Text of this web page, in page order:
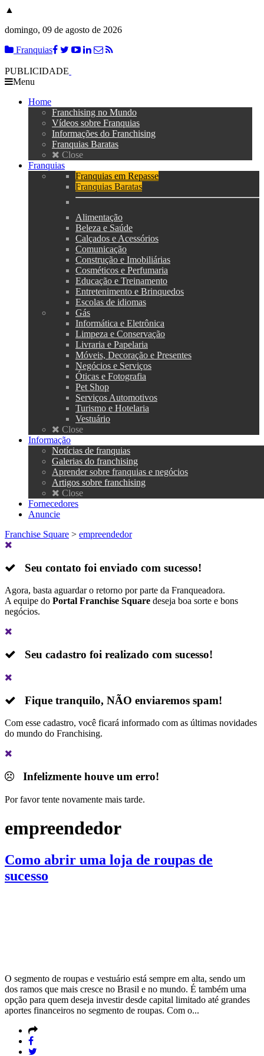
▲
domingo, 09 de agosto de 2026
Franquias
PUBLICIDADE
Menu
Home
Franchising no Mundo
Vídeos sobre Franquias
Informações do Franchising
Franquias Baratas
Close
Franquias
Franquias em Repasse
Franquias Baratas
Alimentação
Beleza e Saúde
Calçados e Acessórios
Comunicação
Construção e Imobiliárias
Cosméticos e Perfumaria
Educação e Treinamento
Entretenimento e Brinquedos
Escolas de idiomas
Gás
Informática e Eletrônica
Limpeza e Conservação
Livraria e Papelaria
Móveis, Decoração e Presentes
Negócios e Serviços
Óticas e Fotografia
Pet Shop
Serviços Automotivos
Turismo e Hotelaria
Vestuário
Close
Informação
Notícias de franquias
Galerias do franchising
Aprender sobre franquias e negócios
Artigos sobre franchising
Close
Fornecedores
Anuncie
Franchise Square > empreendedor
Seu contato foi enviado com sucesso!
Agora, basta aguardar o retorno por parte da Franqueadora.
A equipe do Portal Franchise Square deseja boa sorte e bons
negócios.
Seu cadastro foi realizado com sucesso!
Fique tranquilo, NÃO enviaremos spam!
Com esse cadastro, você ficará informado com as últimas novidades
do mundo do Franchising.
Infelizmente houve um erro!
Por favor tente novamente mais tarde.
empreendedor
Como abrir uma loja de roupas de
sucesso
O segmento de roupas e vestuário está sempre em alta, sendo um
dos ramos que mais cresce no Brasil e no mundo. É também uma
opção para quem deseja investir desde capital limitado até grandes
aportes financeiros no segmento de roupas. Com o...